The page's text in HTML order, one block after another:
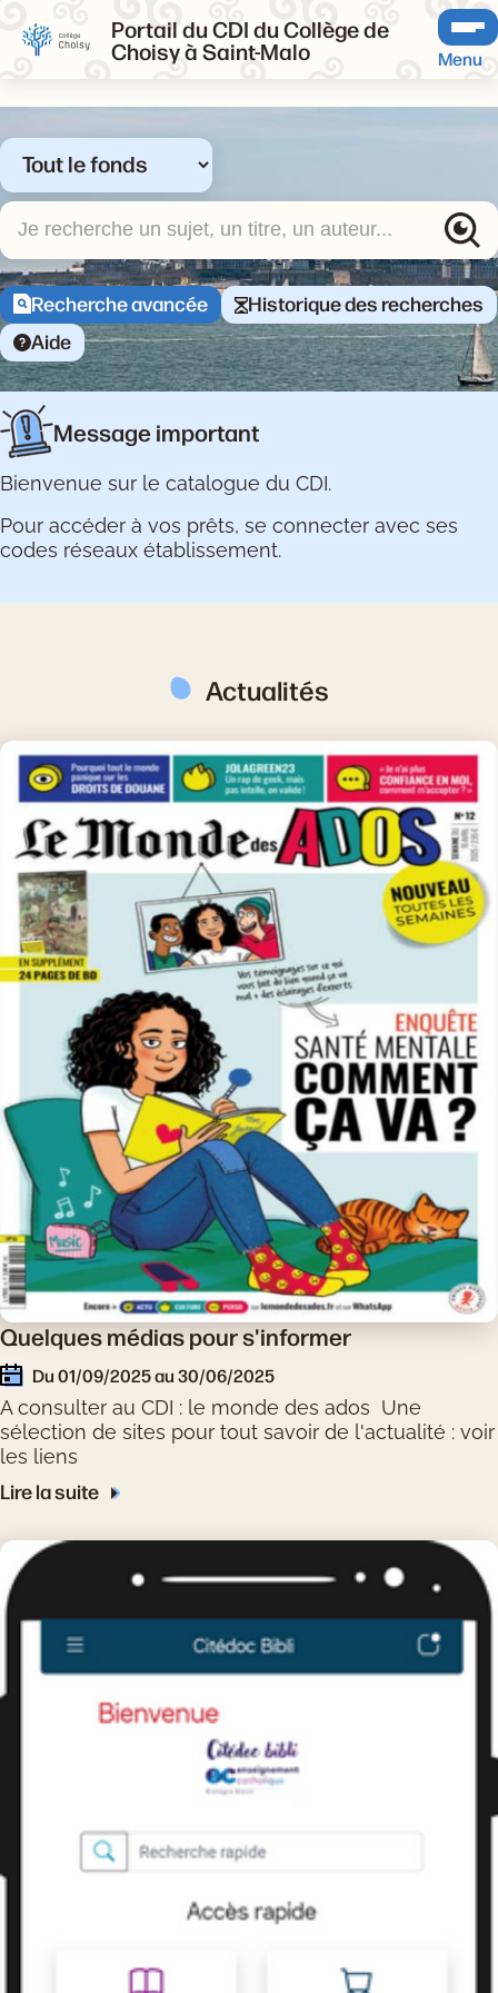
Portail du CDI du Collège de
Choisy à Saint-Malo Menu
Sélectionner un type de recherche
Recherche
Recherche avancée
Historique des recherches
Aide
Page d'accueil
Portail documentaire
Message important
Bienvenue sur le catalogue du CDI.
Pour accéder à vos prêts, se connecter avec ses
codes réseaux établissement.
Actualités
Quelques médias pour s'informer
Du 01/09/2025 au 30/06/2025
A consulter au CDI : le monde des ados Une
sélection de sites pour tout savoir de l'actualité : voir
les liens
Lire la suite